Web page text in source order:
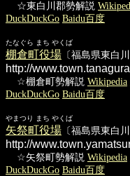
☆東白川郡勢解説
DuckDuckGo Baidu百度
たなぐら まち やくば
棚倉町役場 〔福島県東白
http://
☆棚倉町勢解説 Wikipedia
DuckDuckGo Baidu百度
やまつり まち やくば
矢祭町役場 〔福島県東白
http://
☆矢祭町勢解説 Wikipedia
DuckDuckGo Baidu百度